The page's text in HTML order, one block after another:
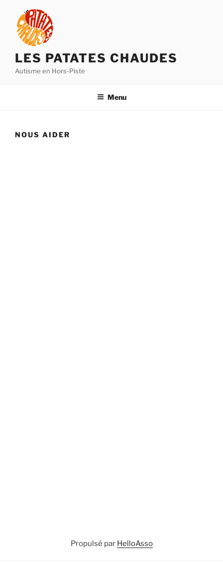
contenu
principal
LES PATATES CHAUDES
Autisme en Hors-Piste
Menu
NOUS AIDER
Propulsé par HelloAsso